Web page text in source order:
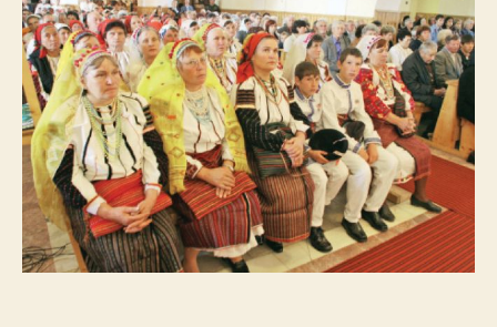
maghiară
pentru
ceangăii
din
Moldova,
amânată
momentan
din
cauza
COVID-
19